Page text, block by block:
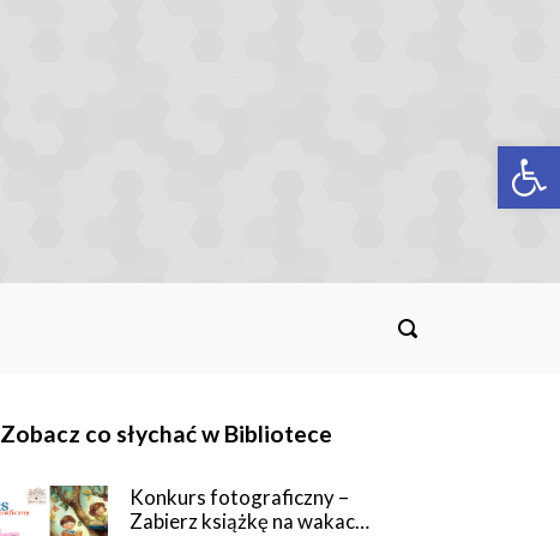
Zobacz co słychać w Bibliotece
Konkurs fotograficzny –
Zabierz książkę na wakac…